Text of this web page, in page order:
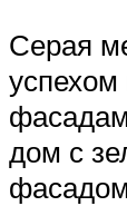
Серая
дом с